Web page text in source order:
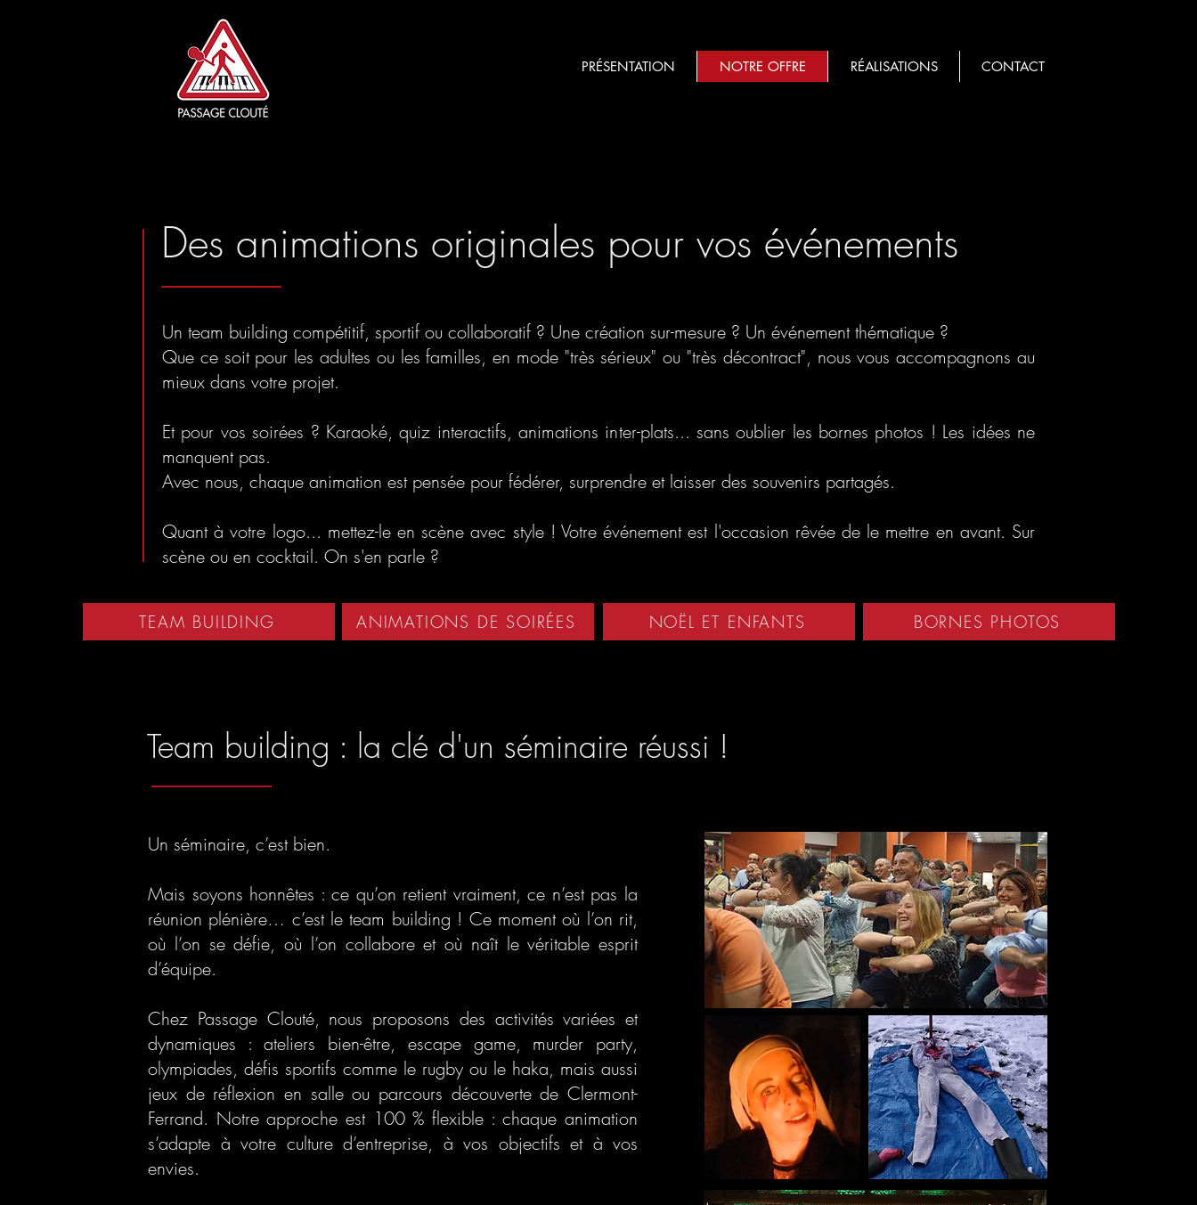
PRÉSENTATION NOTRE OFFRE RÉALISATIONS CONTACT
Des animations originales pour vos événements
Un team building compétitif, sportif ou collaboratif ? Une création sur-mesure ? Un événement thématique ?
Que ce soit pour les adultes ou les familles, en mode "très sérieux" ou "très décontract", nous vous accompagnons au
mieux dans votre projet.
Et pour vos soirées ? Karaoké, quiz interactifs, animations inter-plats... sans oublier les bornes photos ! Les idées ne
manquent pas.
Avec nous, chaque animation est pensée pour fédérer, surprendre et laisser des souvenirs partagés.
Quant à votre logo... mettez-le en scène avec style ! Votre événement est l'occasion rêvée de le mettre en avant. Sur
scène ou en cocktail. On s'en parle ?
TEAM BUILDING ANIMATIONS DE SOIRÉES NOËL ET ENFANTS BORNES PHOTOS
Team building : la clé d'un séminaire réussi !
Un séminaire, c’est bien.
Mais soyons honnêtes : ce qu’on retient vraiment, ce n’est pas la
réunion plénière… c’est le team building ! Ce moment où l’on rit,
où l’on se défie, où l’on collabore et où naît le véritable esprit
d’équipe.
Chez Passage Clouté, nous proposons des activités variées et
dynamiques : ateliers bien-être, escape game, murder party,
olympiades, défis sportifs comme le rugby ou le haka, mais aussi
jeux de réflexion en salle ou parcours découverte de Clermont-
Ferrand. Notre approche est 100 % flexible : chaque animation
s’adapte à votre culture d’entreprise, à vos objectifs et à vos
envies.